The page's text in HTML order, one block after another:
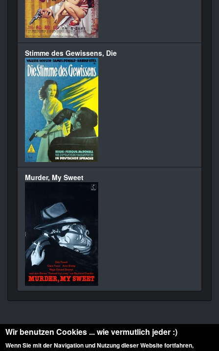
Stimme des Gewissens, Die
Murder, My Sweet
Wir benutzen Cookies ... wie vermutlich jeder :)
Wenn Sie mit der Navigation und Nutzung dieser Website fortfahren,